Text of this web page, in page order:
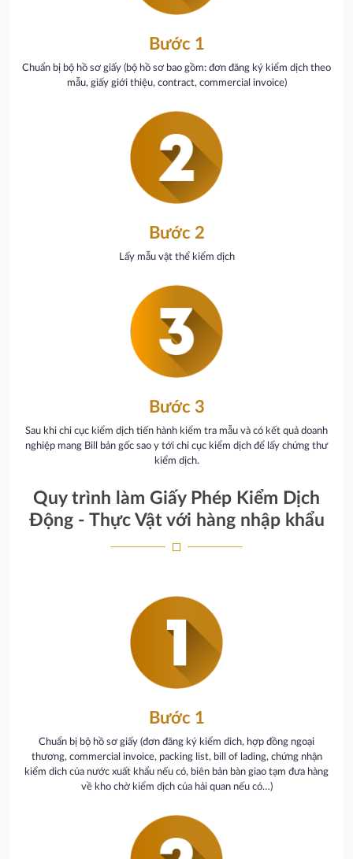
Bước 1
Chuẩn bị bộ hồ sơ giấy (bộ hồ sơ bao gồm: đơn đăng ký kiểm dịch theo
mẫu, giấy giới thiệu, contract, commercial invoice)
Bước 2
Lấy mẫu vật thể kiểm dịch
Bước 3
Sau khi chi cục kiểm dịch tiến hành kiểm tra mẫu và có kết quả doanh
nghiệp mang Bill bản gốc sao y tới chi cục kiểm dịch để lấy chứng thư
kiểm dịch.
Quy trình làm Giấy Phép Kiểm Dịch
Động - Thực Vật với hàng nhập khẩu
Bước 1
Chuẩn bị bộ hồ sơ giấy (đơn đăng ký kiểm dich, hợp đồng ngoại
thương, commercial invoice, packing list, bill of lading, chứng nhận
kiểm dich của nước xuất khẩu nếu có, biên bản bàn giao tạm đưa hàng
về kho chờ kiểm dịch của hải quan nếu có…)